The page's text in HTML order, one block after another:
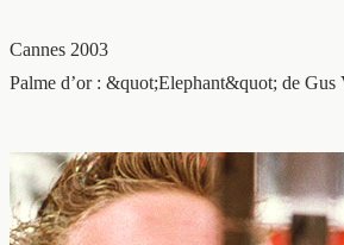
Cannes 2003
Palme d’or : &quot;Elephant&quot; de Gus